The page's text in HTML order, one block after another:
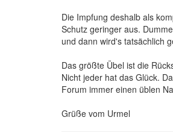
Die Impfung deshalb als
Schutz geringer aus.
und dann wird's tatsächlich
Das größte Übel ist die
Nicht jeder hat das Glück.
Forum immer einen üblen
Grüße vom Urmel